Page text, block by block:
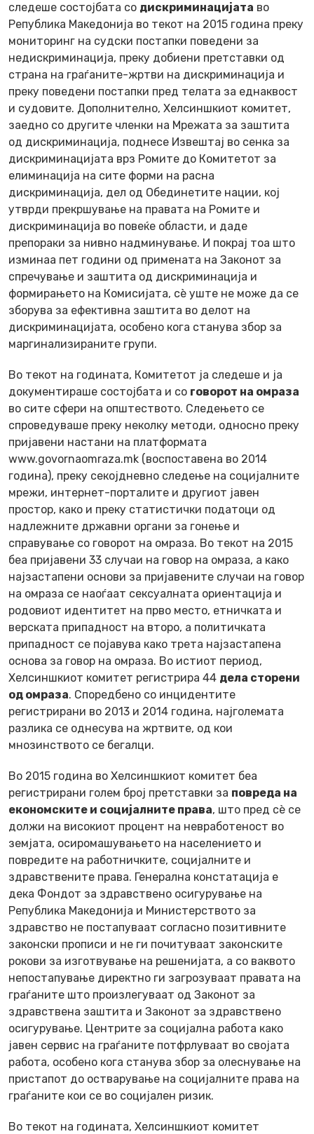
следеше состојбата со дискриминацијата во
Република Македонија во текот на 2015 година преку
мониторинг на судски постапки поведени за
недискриминација, преку добиени претставки од
страна на граѓаните-жртви на дискриминација и
преку поведени постапки пред телата за еднаквост
и судовите. Дополнително, Хелсиншкиот комитет,
заедно со другите членки на Мрежата за заштита
од дискриминација, поднесе Извештај во сенка за
дискриминацијата врз Ромите до Комитетот за
елиминација на сите форми на расна
дискриминација, дел од Обединетите нации, кој
утврди прекршување на правата на Ромите и
дискриминација во повеќе области, и даде
препораки за нивно надминување. И покрај тоа што
изминаа пет години од примената на Законот за
спречување и заштита од дискриминација и
формирањето на Комисијата, сè уште не може да се
зборува за ефективна заштита во делот на
дискриминацијата, особено кога станува збор за
маргинализираните групи.
Во текот на годината, Комитетот ја следеше и ја
документираше состојбата и со говорот на омраза
во сите сфери на општеството. Следењето се
спроведуваше преку неколку методи, односно преку
пријавени настани на платформата
www.govornaomraza.mk (воспоставена во 2014
година), преку секојдневно следење на социјалните
мрежи, интернет-порталите и другиот јавен
простор, како и преку статистички податоци од
надлежните државни органи за гонење и
справување со говорот на омраза. Во текот на 2015
беа пријавени 33 случаи на говор на омраза, а како
најзастапени основи за пријавените случаи на говор
на омраза се наоѓаат сексуалната ориентација и
родовиот идентитет на прво место, етничката и
верската припадност на второ, а политичката
припадност се појавува како трета најзастапена
основа за говор на омраза. Во истиот период,
Хелсиншкиот комитет регистрира 44 дела сторени
од омраза. Споредбено со инцидентите
регистрирани во 2013 и 2014 година, најголемата
разлика се однесува на жртвите, од кои
мнозинството се бегалци.
Во 2015 година во Хелсиншкиот комитет беа
регистрирани голем број претставки за повреда на
економските и социјалните права, што пред сè се
должи на високиот процент на невработеност во
земјата, осиромашувањето на населението и
повредите на работничките, социјалните и
здравствените права. Генерална констатација е
дека Фондот за здравствено осигурување на
Република Македонија и Министерството за
здравство не постапуваат согласно позитивните
законски прописи и не ги почитуваат законските
рокови за изготвување на решенијата, а со ваквото
непостапување директно ги загрозуваат правата на
граѓаните што произлегуваат од Законот за
здравствена заштита и Законот за здравствено
осигурување. Центрите за социјална работа како
јавен сервис на граѓаните потфрлуваат во својата
работа, особено кога станува збор за олеснување на
пристапот до остварување на социјалните права на
граѓаните кои се во социјален ризик.
Во текот на годината, Хелсиншкиот комитет